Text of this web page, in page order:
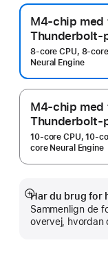
M4-chip med
Thunderbolt-
8-core CPU, 8-
Neural Engine
M4-chip med
Thunderbolt-
10-core CPU, 10-
core Neural Engine
Har du brug for
Sammenlign de
overvej, hvordan
Vis
mere